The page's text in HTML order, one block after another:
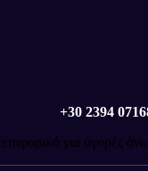
+30 2394
για αγορές